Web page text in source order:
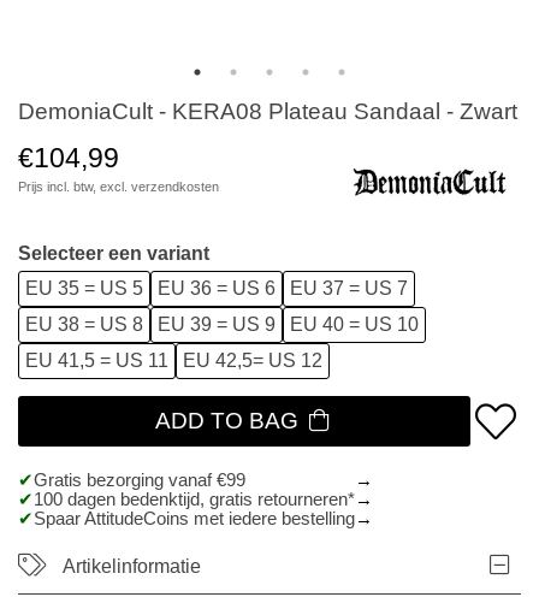
DemoniaCult - KERA08 Plateau Sandaal - Zwart
€104,99
Prijs incl. btw, excl. verzendkosten
Selecteer een variant
EU 35 = US 5
EU 36 = US 6
EU 37 = US 7
EU 38 = US 8
EU 39 = US 9
EU 40 = US 10
EU 41,5 = US 11
EU 42,5= US 12
ADD TO BAG
Gratis bezorging vanaf €99
100 dagen bedenktijd, gratis retourneren*
Spaar AttitudeCoins met iedere bestelling
Artikelinformatie